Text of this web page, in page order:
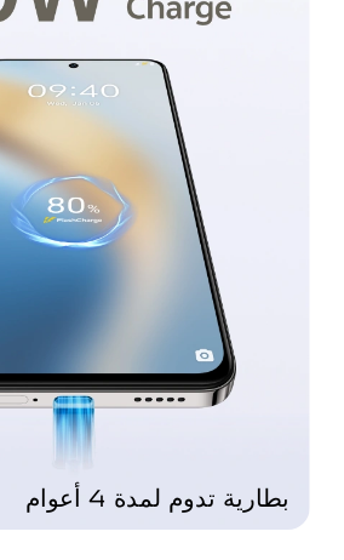
بطارية تدوم لمدة 4 أعوام